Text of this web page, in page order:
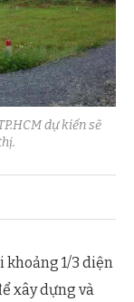
dự kiến sẽ
1/3 diện
xây dựng và